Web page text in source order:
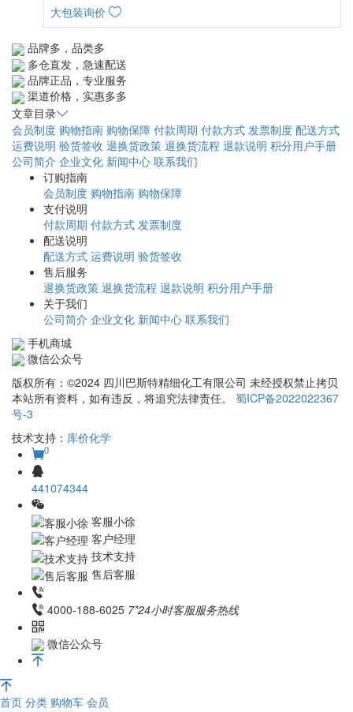
大包装询价
品牌多，品类多
多仓直发，急速配送
品牌正品，专业服务
渠道价格，实惠多多
文章目录
会员制度 购物指南 购物保障 付款周期 付款方式 发票制度 配送方式
运费说明 验货签收 退换货政策 退换货流程 退款说明 积分用户手册
公司简介 企业文化 新闻中心 联系我们
订购指南
会员制度 购物指南 购物保障
支付说明
付款周期 付款方式 发票制度
配送说明
配送方式 运费说明 验货签收
售后服务
退换货政策 退换货流程 退款说明 积分用户手册
关于我们
公司简介 企业文化 新闻中心 联系我们
手机商城
微信公众号
版权所有：©2024 四川巴斯特精细化工有限公司 未经授权禁止拷贝
本站所有资料，如有违反，将追究法律责任。 蜀ICP备2022022367
号-3
技术支持： 库价化学
0
441074344
客服小徐
客户经理
技术支持
售后客服
4000-188-6025 7*24小时客服服务热线
微信公众号
首页 分类 购物车 会员